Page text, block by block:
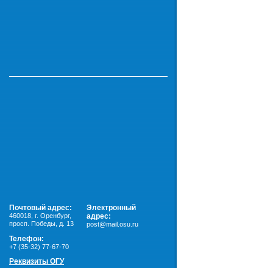
Почтовый адрес:
460018 г. Оренбург,
просп. Победы, д. 13
Электронный
адрес:
post@mail.osu.ru
Телефон:
+7 (35-32) 77-67-70
Реквизиты ОГУ